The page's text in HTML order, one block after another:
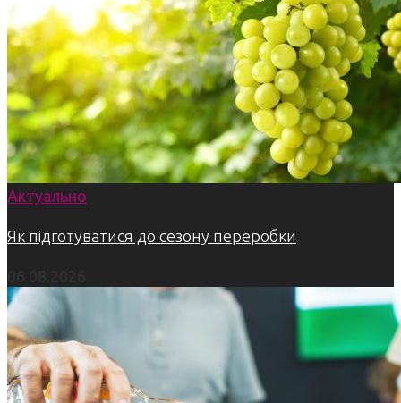
Актуально
Як підготуватися до сезону переробки